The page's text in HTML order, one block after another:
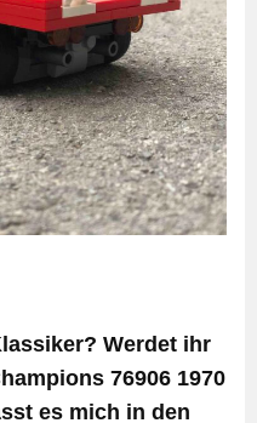
Werdet ihr
76906 1970
es mich in den